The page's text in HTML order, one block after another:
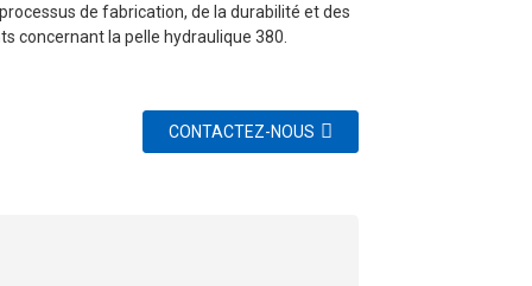
de fabrication, de la durabilité et des
concernant la pelle hydraulique 380.
CONTACTEZ-NOUS